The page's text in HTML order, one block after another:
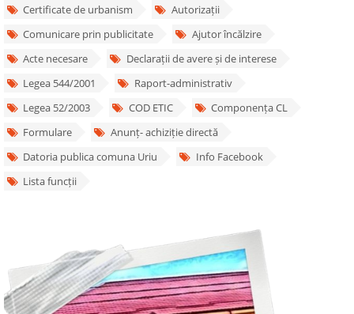
Certificate de urbanism
Autorizații
Comunicare prin publicitate
Ajutor încălzire
Acte necesare
Declarații de avere și de interese
Legea 544/2001
Raport-administrativ
Legea 52/2003
COD ETIC
Componența CL
Formulare
Anunț- achiziție directă
Datoria publica comuna Uriu
Info Facebook
Lista funcții